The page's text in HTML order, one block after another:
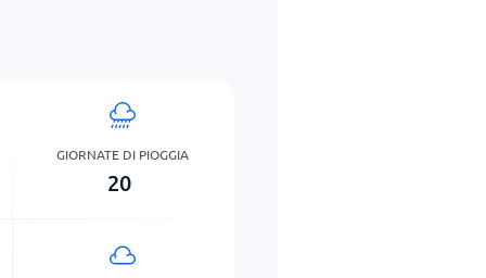
GIORNATE DI PIOGGIA
20